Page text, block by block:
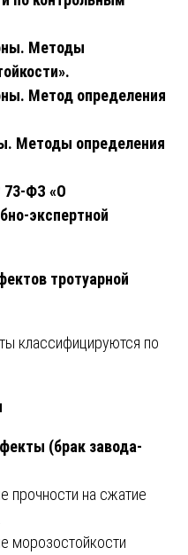
Методы
Метод определения
Методы определения
73-ФЗ «О
экспертной
тротуарной
классифицируются по
(брак завода-
прочности на сжатие
морозостойкости